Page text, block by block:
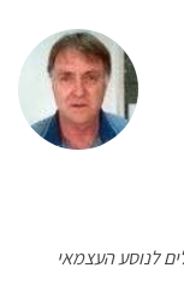
לנוסע העצמאי